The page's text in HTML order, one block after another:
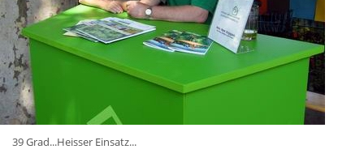
39 Grad...Heisser Einsatz...